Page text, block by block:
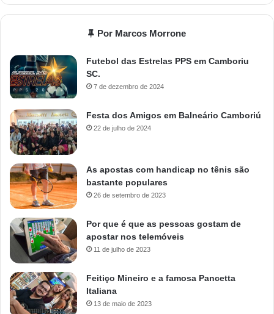
Por Marcos Morrone
Futebol das Estrelas PPS em Camboriu
SC.
7 de dezembro de 2024
Festa dos Amigos em Balneário Camboriú
22 de julho de 2024
As apostas com handicap no tênis são
bastante populares
26 de setembro de 2023
Por que é que as pessoas gostam de
apostar nos telemóveis
11 de julho de 2023
Feitiço Mineiro e a famosa Pancetta
Italiana
13 de maio de 2023